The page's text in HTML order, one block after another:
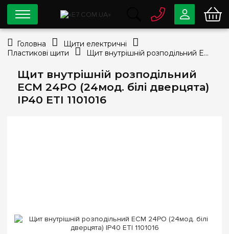
Щит внутрішній розподільний
ECM 24PO (24мод. білі дверцята)
IP40 ETI 1101016
0 800
info@e7.com.ua
044334-79-78
Viber Telegram
Головна
Щити електричні
Пластикові щити
Щит внутрішній розподільний ECM 24PO (24мод. білі дверцята) IP40 ETI 1101016